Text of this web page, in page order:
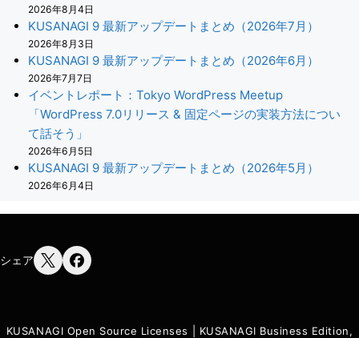
2026年8月4日
KUSANAGI 9 最新アップデートまとめ（2026年7月）
2026年8月3日
KUSANAGI 9 最新アップデートまとめ（2026年6月）
2026年7月7日
イベントレポート：Tokyo WordPress Meetup
「WordPress 7.0リリース & 固定ページの実装方法につい
て話そう」
2026年6月5日
KUSANAGI 9 最新アップデートまとめ（2026年5月）
2026年6月4日
シェア
KUSANAGI Open Source Licenses
KUSANAGI Business Edition,